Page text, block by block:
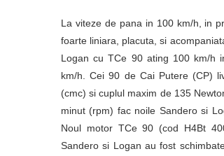
La viteze de pana in 100 km/h, in
foarte liniara, placuta, si
Logan cu TCe 90 ating 100 km/h
km/h. Cei 90 de Cai Putere (CP)
(cmc) si cuplul maxim de 135
minut (rpm) fac noile Sandero si
Noul motor TCe 90 (cod H4Bt
Sandero si Logan au fost